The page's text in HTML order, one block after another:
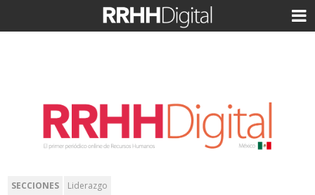
SECCIONES Liderazgo